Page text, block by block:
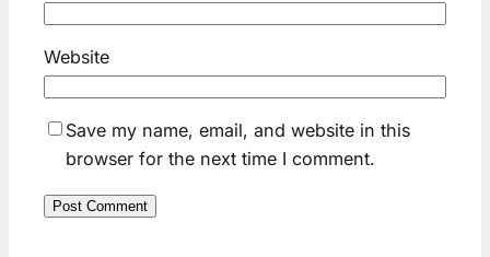
Website
Save my name, email, and website in this
browser for the next time I comment.